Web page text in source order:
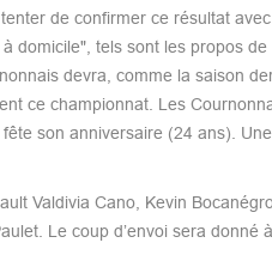
de confirmer ce résultat
domicile", tels sont les propos
devra, comme la saison
ce championnat. Les
son anniversaire (24 ans).
Valdivia Cano, Kevin
Le coup d’envoi sera donné